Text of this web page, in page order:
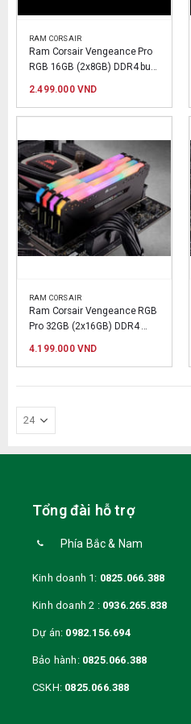
RAM CORSAIR
Ram Corsair Vengeance Pro
RGB 16GB (2x8GB) DDR4 bus
2.499.000VND
RAM CORSAIR
Ram Corsair Vengeance RGB
Pro 32GB (2x16GB) DDR4
4.199.000VND
Tổng đài hỗ trợ
Phía Bắc & Nam
Kinh doanh 1: 0825.066.388
Kinh doanh 2 : 0936.265.838
Dự án: 0982.156.694
Bảo hành: 0825.066.388
CSKH: 0825.066.388